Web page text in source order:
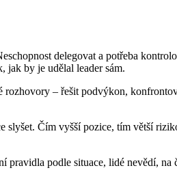
delegovat a potřeba
jak by je udělal leader sám.
– řešit podvýkon,
Čím vyšší pozice, tím větší
podle situace, lidé nevědí,